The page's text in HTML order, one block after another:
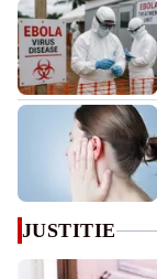
JUSTITIE